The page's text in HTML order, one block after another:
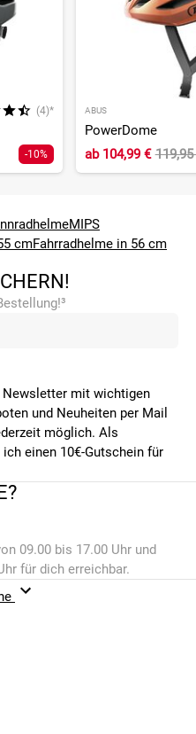
(4)*
-10%
ABUS
PowerDome
ab104,99 €
MIPS
cmFahrradhelme in 56 cm
mit wichtigen
und Neuheiten per Mail
möglich. Als
einen 10€-Gutschein für
09.00 bis 17.00 Uhr und
für dich erreichbar.